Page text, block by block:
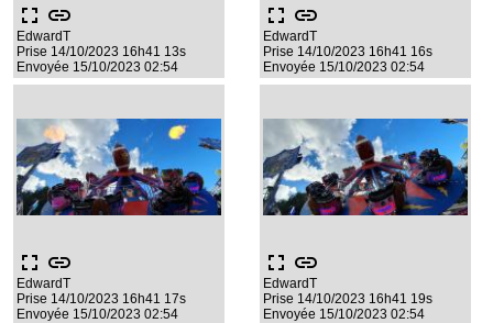
fullscreen link
EdwardT
Prise 14/10/2023 16h41 13s
Envoyée 15/10/2023 02:54
fullscreen link
EdwardT
Prise 14/10/2023 16h41 16s
Envoyée 15/10/2023 02:54
fullscreen link
EdwardT
Prise 14/10/2023 16h41 17s
Envoyée 15/10/2023 02:54
fullscreen link
EdwardT
Prise 14/10/2023 16h41 19s
Envoyée 15/10/2023 02:54